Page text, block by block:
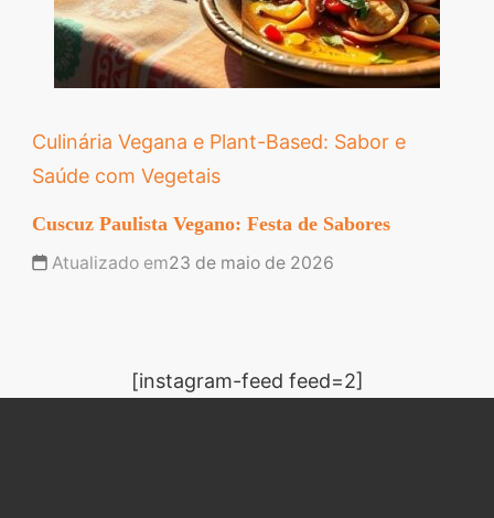
Culinária Vegana e Plant-Based: Sabor e
Saúde com Vegetais
Cuscuz Paulista Vegano: Festa de Sabores
Atualizado em23 de maio de 2026
[instagram-feed feed=2]